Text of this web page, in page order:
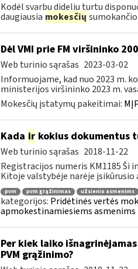
Kodėl svarbu dideliu turtu
daugiausia mokesčių
Dėl VMI prie FM viršininko
Web turinio sąrašas 2023-03-02
Informuojame, kad nuo 2023 m.
ministerijos viršininko 2023 m.
Mokesčių įstatymų pakeitimai:
Kada irkokius dokumentus
Web turinio sąrašas 2018-11-22
Registracijos numeris KM1185
Kitoje valstybėje narėje
pvm pvm grąžinimas užsienio asmenims
kategorijos: Pridėtinės vertės
apmokestinamiesiems asmenims
Per kiek laiko
PVM grąžinimo?